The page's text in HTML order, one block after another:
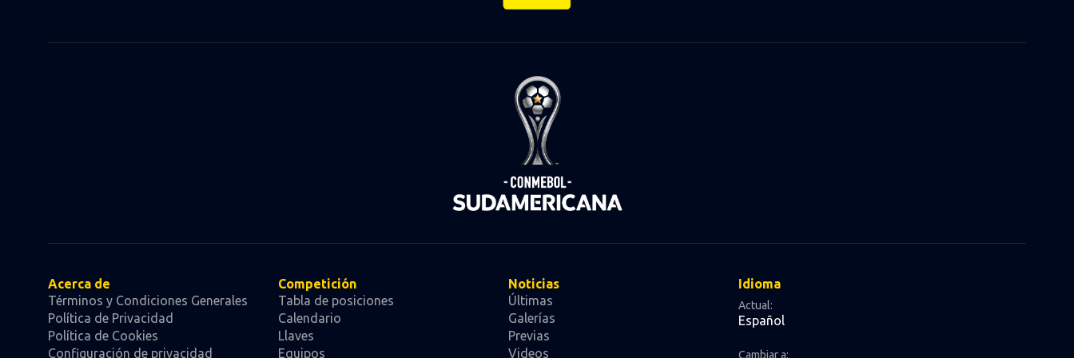
Acerca de
Términos y Condiciones Generales
Política de Privacidad
Política de Cookies
Configuración de privacidad
Competición
Tabla de posiciones
Calendario
Llaves
Equipos
Noticias
Últimas
Galerías
Previas
Videos
Idioma
Actual:
Español
Cambiar a: